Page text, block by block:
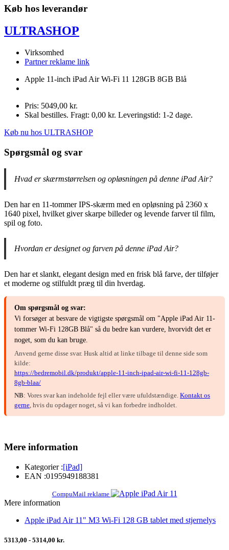
Køb hos leverandør
ULTRASHOP
Virksomhed
Partner reklame link
Apple 11-inch iPad Air Wi-Fi 11 128GB 8GB Blå
Pris: 5049,00 kr.
Skal bestilles. Fragt: 0,00 kr. Leveringstid: 1-2 dage.
Køb nu hos ULTRASHOP
Spørgsmål og svar
Hvad er skærmstørrelsen og opløsningen på denne iPad Air?
Den har en 11-tommer IPS-skærm med en opløsning på 2360 x
1640 pixel, hvilket giver skarpe billeder og levende farver til film,
spil og foto.
Hvordan er designet og farven på denne iPad Air?
Den har et slankt, elegant design med en frisk blå farve, der tilføjer
et moderne og stilfuldt præg til din hverdag.
Om spørgsmål og svar:
Vi forsøger at besvare de vigtigste spørgsmål om "Apple iPad Air 11-
tommer Wi-Fi 128GB Blå" så du bedre kan vurdere, hvorvidt det er
noget, som du kan bruge.
Anvend gerne disse svar. Husk altid at linke tilbage til denne side som
kilde:
https://bedremobil.dk/produkt/apple-11-inch-ipad-air-wi-fi-11-128gb-
8gb-blaa/
NB: Vores svar kan indeholde fejl eller være ufuldstændige. Kontakt os
gerne, hvis du opdager noget, så vi kan forbedre indholdet.
Mere information
Kategorier :[iPad]
EAN :0195949188381
CompuMail reklame
Mere information
Apple iPad Air 11" M3 Wi-Fi 128 GB tablet med stjernelys
5313,00 - 5314,00 kr.